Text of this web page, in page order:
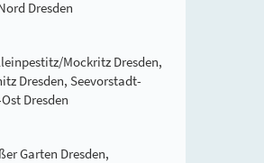
Dresden
Mockritz Dresden,
Dresden, Seevorstadt-
Dresden
Garten Dresden,